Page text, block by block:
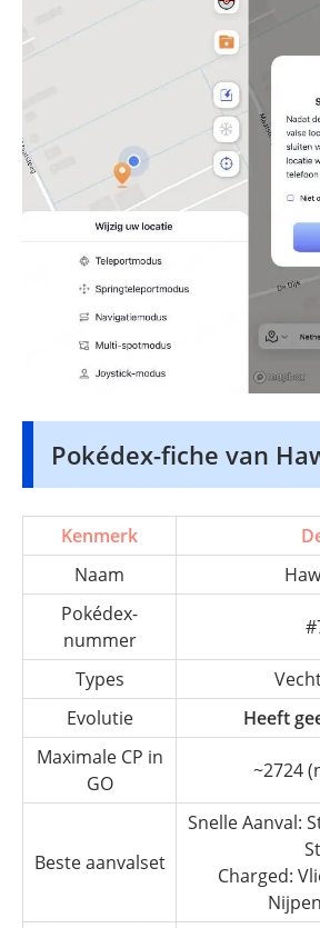
Pokédex-fiche van
Kenmerk
Naam
Pokédex-
nummer
Types
Evolutie
Heeft
Maximale CP in
GO
~2724
Beste aanvalset
Snelle Aanval:
Charged: